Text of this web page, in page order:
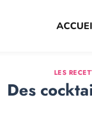
LES
Des